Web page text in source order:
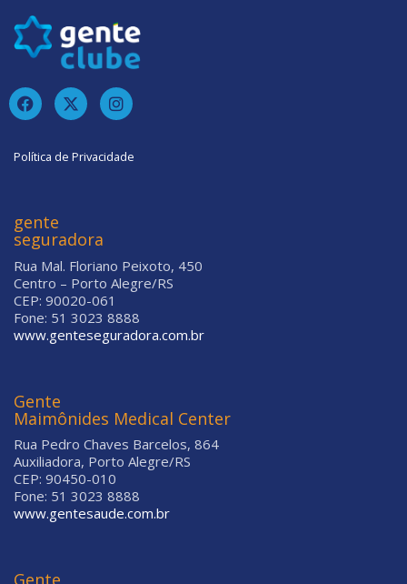
Política de Privacidade
gente
seguradora
Rua Mal. Floriano Peixoto, 450
Centro – Porto Alegre/RS
CEP: 90020-061
Fone: 51 3023 8888
www.genteseguradora.com.br
Gente
Maimônides Medical Center
Rua Pedro Chaves Barcelos, 864
Auxiliadora, Porto Alegre/RS
CEP: 90450-010
Fone: 51 3023 8888
www.gentesaude.com.br
Gente